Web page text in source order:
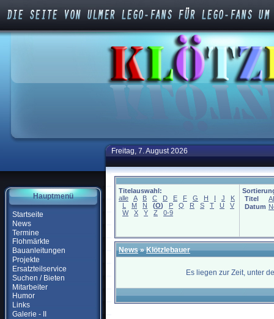
Hauptmenü
Startseite
News
Termine
Flohmärkte
Bauanleitungen
Projekte
Ersatzteilservice
Suchen / Bieten
Mitarbeiter
Humor
Links
Galerie - II
Freitag, 7. August 2026
Titelauswahl:
alle
A B C D E F G H I J
K
L
M N (O) P Q R S T U
V
W
X Y Z 0-9
Titel
Datum
News»Klötzlebauer
Es liegen zur Zeit, unter